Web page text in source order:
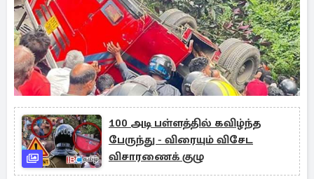
100 அடி பள்ளத்தில் கவிழ்ந்த
பேருந்து - விரையும் விசேட
விசாரணைக் குழு